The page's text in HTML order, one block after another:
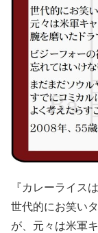
『カレーライス
世代的にお笑い
が、元々は米軍